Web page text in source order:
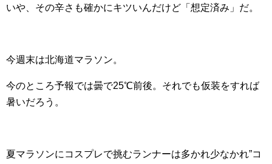
いや、その辛さも確かにキツいんだけど「想定済み」だ。
今週末は北海道マラソン。
今のところ予報では曇で25℃前後。それでも仮装をすれば
暑いだろう。
夏マラソンにコスプレで挑むランナーは多かれ少なかれ”コ